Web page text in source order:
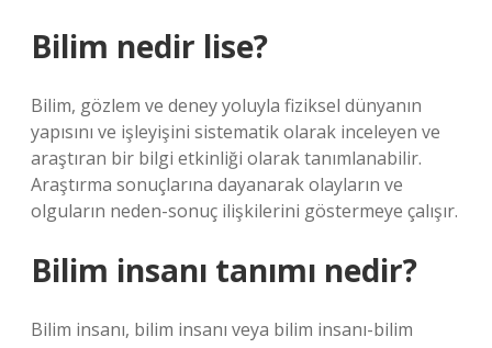
Bilim nedir lise?
Bilim, gözlem ve deney yoluyla fiziksel dünyanın
yapısını ve işleyişini sistematik olarak inceleyen ve
araştıran bir bilgi etkinliği olarak tanımlanabilir.
Araştırma sonuçlarına dayanarak olayların ve
olguların neden-sonuç ilişkilerini göstermeye çalışır.
Bilim insanı tanımı nedir?
Bilim insanı, bilim insanı veya bilim insanı-bilim